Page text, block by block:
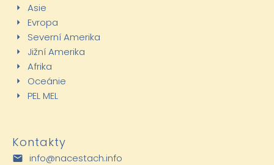
Asie
Evropa
Severní Amerika
Jižní Amerika
Afrika
Oceánie
PEL MEL
Kontakty
info@nacestach.info